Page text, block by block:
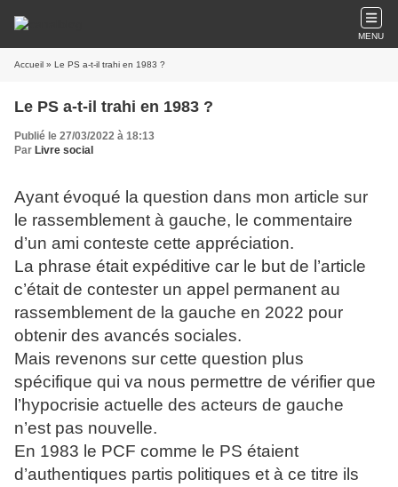
MENU
Accueil » Le PS a-t-il trahi en 1983 ?
Le PS a-t-il trahi en 1983 ?
Publié le 27/03/2022 à 18:13
Par Livre social
Ayant évoqué la question dans mon article sur
le rassemblement à gauche, le commentaire
d’un ami conteste cette appréciation.
La phrase était expéditive car le but de l’article
c’était de contester un appel permanent au
rassemblement de la gauche en 2022 pour
obtenir des avancés sociales.
Mais revenons sur cette question plus
spécifique qui va nous permettre de vérifier que
l’hypocrisie actuelle des acteurs de gauche
n’est pas nouvelle.
En 1983 le PCF comme le PS étaient
d’authentiques partis politiques et à ce titre ils